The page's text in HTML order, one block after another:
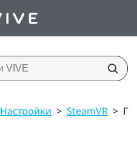
Настройки > SteamVR >